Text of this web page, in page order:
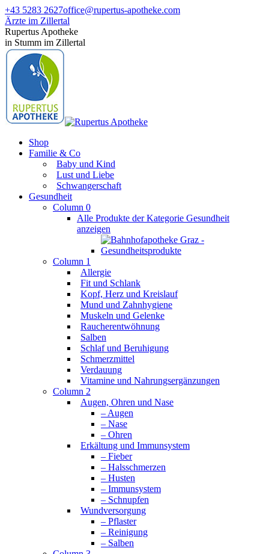
Zum
Inhalt
springen
+43 5283 2627office@rupertus-apotheke.com
Ärzte im Zillertal
Facebook
page
opens
new
window
Instagram
page
opens
new
window
Rupertus Apotheke
in Stumm im Zillertal
Shop
Familie & Co
Baby und Kind
Lust und Liebe
Schwangerschaft
Gesundheit
Column 0
Alle Produkte der Kategorie Gesundheit
anzeigen
Column 1
Allergie
Fit und Schlank
Kopf, Herz und Kreislauf
Mund und Zahnhygiene
Muskeln und Gelenke
Raucherentwöhnung
Salben
Schlaf und Beruhigung
Schmerzmittel
Verdauung
Vitamine und Nahrungsergänzungen
Column 2
Augen, Ohren und Nase
– Augen
– Nase
– Ohren
Erkältung und Immunsystem
– Fieber
– Halsschmerzen
– Husten
– Immunsystem
– Schnupfen
Wundversorgung
– Pflaster
– Reinigung
– Salben